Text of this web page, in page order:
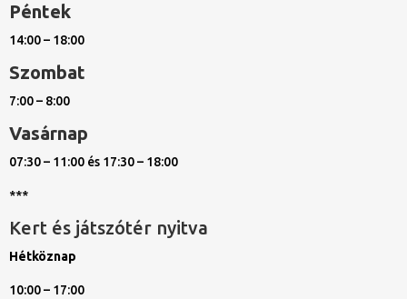
Péntek
14:00 – 18:00
Szombat
7:00 – 8:00
Vasárnap
07:30 – 11:00 és 17:30 – 18:00
***
Kert és játszótér nyitva
Hétköznap
10:00 – 17:00